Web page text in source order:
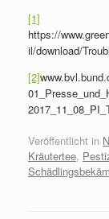
[1]
https://
il/download/
[2]
Veröffentlicht in
Kräutertee,